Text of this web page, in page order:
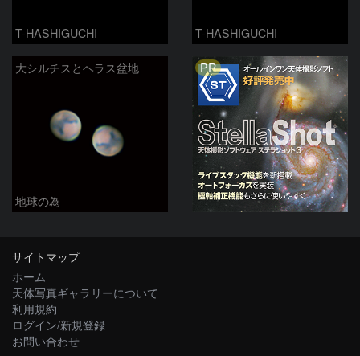
T-HASHIGUCHI T-HASHIGUCHI
大シルチスとヘラス盆地
地球の為
PR
サイトマップ
ホーム
天体写真ギャラリーについて
利用規約
ログイン/新規登録
お問い合わせ